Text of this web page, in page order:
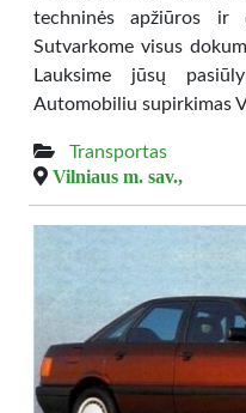
techninės apžiūros ir
Sutvarkome visus
Lauksime jūsų
Automobiliu supirkimas
Transportas
Vilniaus m. sav.,